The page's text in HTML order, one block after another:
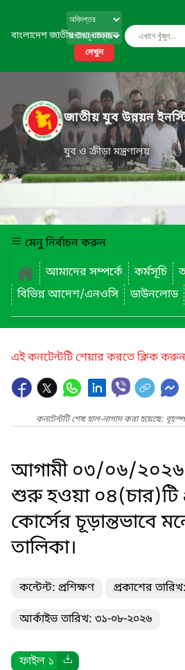
বাংলাদেশ জাতীয় তথ্য বাতায়ন
দেখুন
জাতীয় যুব উন্নয়ন
যুব ও ক্রীড়া মন্ত্রণালয়
মেনু নির্বাচন করুন
আমাদের সম্পর্কে
কর্মসূচি
বিভিন্ন আদেশ/এনওসি
ডাউনলোড
এই কনটেন্টটি শেয়ার করতে ক্লিক করুন
কনটেন্টটি শেষ হাল-নাগাদ করা হয়েছে:
আগামী ০৩/০৬/২০২৬
শুরু হওয়া ০৪(চার)টি
কোর্সের চূড়ান্তভাবে
তালিকা।
কন্টেন্ট: প্রশিক্ষণ প্রকাশের
আর্কাইভ তারিখ: ৩১-০৮-২০২৬
ফাইল ১